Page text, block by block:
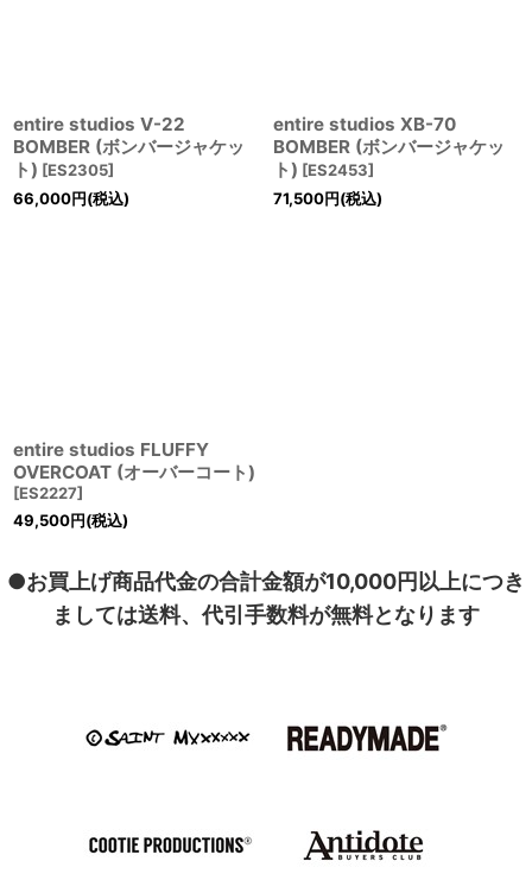
entire studios V-22
BOMBER (ボンバージャケッ
ト) [ES2305]
66,000円(税込)
entire studios XB-70
BOMBER (ボンバージャケッ
ト) [ES2453]
71,500円(税込)
entire studios FLUFFY
OVERCOAT (オーバーコート)
[ES2227]
49,500円(税込)
●お買上げ商品代金の合計金額が10,000円以上につき
ましては送料、代引手数料が無料となります